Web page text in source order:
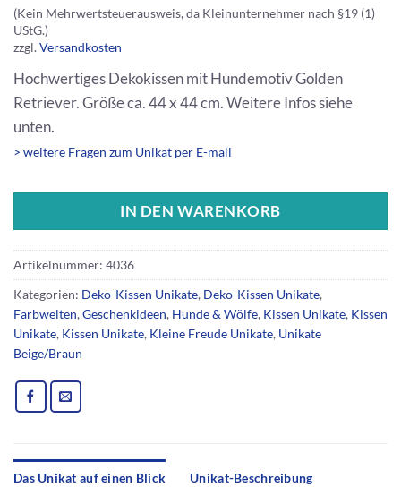
(Kein Mehrwertsteuerausweis, da Kleinunternehmer nach §19 (1)
UStG.)
zzgl.Versandkosten
Hochwertiges Dekokissen mit Hundemotiv Golden
Retriever. Größe ca. 44 x 44 cm. Weitere Infos siehe
unten.
> weitere Fragen zum Unikat per E-mail
IN DEN WARENKORB
Artikelnummer: 4036
Kategorien: Deko-Kissen Unikate, Deko-Kissen Unikate,
Farbwelten,Geschenkideen, Hunde & Wölfe, Kissen Unikate, Kissen
Unikate, Kissen Unikate, Kleine Freude Unikate, Unikate
Beige/Braun
Das Unikat auf einen Blick Unikat-Beschreibung